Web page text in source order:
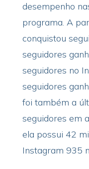
desempenho
programa. A
conquistou
seguidores
seguidores no
seguidores
foi também a
seguidores em
ela possui 42
Instagram 935